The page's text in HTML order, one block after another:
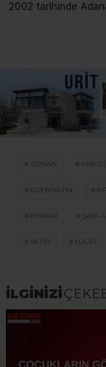
2002 tarihinde
ADNAN ANILDI
EDEBIYATIN
OSKARI ŞAIR
YATIN YÜCEL
İLGİNİZİ